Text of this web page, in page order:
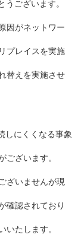
うございます。
因がネットワー
プレイスを実施
替えを実施させ
しにくくなる事象
ざいます。
ざいませんが現
確認されており
たします。